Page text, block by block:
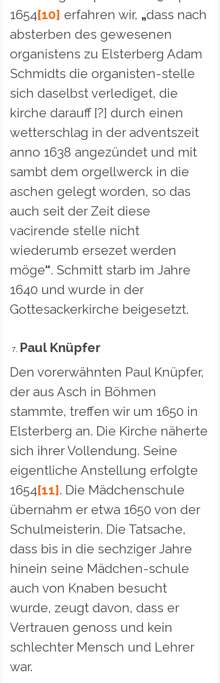
1654[10] erfahren wir, „dass nach
absterben des gewesenen
organistens zu Elsterberg Adam
Schmidts die organisten-stelle
sich daselbst verlediget, die
kirche darauff [?] durch einen
wetterschlag in der adventszeit
anno 1638 angezündet und mit
sambt dem orgellwerck in die
aschen gelegt worden, so das
auch seit der Zeit diese
vacirende stelle nicht
wiederumb ersezet werden
möge“. Schmitt starb im Jahre
1640 und wurde in der
Gottesackerkirche beigesetzt.
Paul Knüpfer
Den vorerwähnten Paul Knüpfer,
der aus Asch in Böhmen
stammte, treffen wir um 1650 in
Elsterberg an. Die Kirche näherte
sich ihrer Vollendung. Seine
eigentliche Anstellung erfolgte
1654[11]. Die Mädchenschule
übernahm er etwa 1650 von der
Schulmeisterin. Die Tatsache,
dass bis in die sechziger Jahre
hinein seine Mädchen-schule
auch von Knaben besucht
wurde, zeugt davon, dass er
Vertrauen genoss und kein
schlechter Mensch und Lehrer
war.